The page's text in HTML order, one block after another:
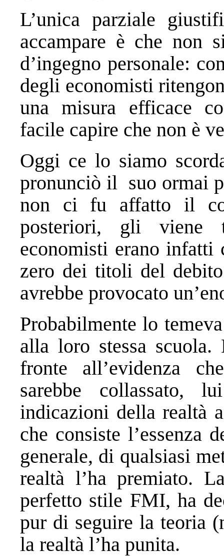
L’unica parziale
accampare è che non
d’ingegno personale:
degli economisti
una misura efficace
facile capire che non è
Oggi ce lo siamo
pronunciò il suo ormai
non ci fu affatto il
posteriori, gli viene
economisti erano infatti
zero dei titoli del
avrebbe provocato
Probabilmente lo
alla loro stessa
fronte all’evidenza
sarebbe collassato,
indicazioni della realtà
che consiste l’essenza
generale, di qualsiasi
realtà l’ha premiato.
perfetto stile FMI, ha
pur di seguire la teoria
la realtà l’ha punita.